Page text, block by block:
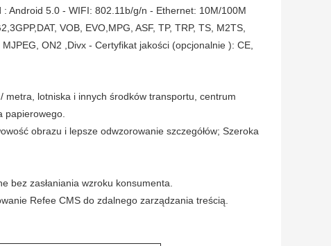
Android 5.0 - WIFI: 802.11b/g/n - Ethernet: 10M/100M
VOB, EVO,MPG, ASF, TP, TRP, TS, M2TS,
ON2 ,Divx - Certyfikat jakości (opcjonalnie ): CE,
lotniska i innych środków transportu, centrum
papierowego.
obrazu i lepsze odwzorowanie szczegółów; Szeroka
bez zasłaniania wzroku konsumenta.
Refee CMS do zdalnego zarządzania treścią.